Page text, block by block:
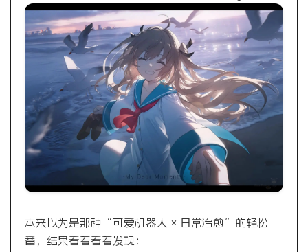
本来以为是那种“可爱机器人 × 日常治愈”的轻松
番，结果看着看着发现：